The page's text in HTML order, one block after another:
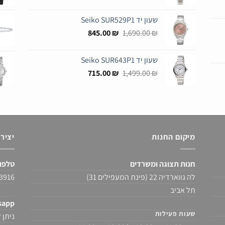
1,749.00 ₪.
990.00 ₪.
שעון יד Seiko SUR529P1
1,690.00₪
המחיר
1,690.00 ₪.
845.00₪
המחיר
845.00 ₪.
שעון יד Seiko SUR643P1
1,499.00₪
המחיר
715.00₪
המחיר
מיקום החנות
חנות תצוגה ומשרדים
לה גווארדיה 22 (פינת המעפילים 31)
תל אביב
שעות פעילות
430976
ניתן